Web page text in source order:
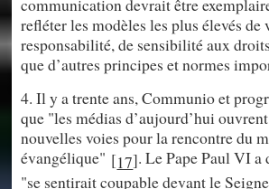
communication devrait être
refléter les modèles les plus élevés de
responsabilité, de sensibilité aux
que d’autres principes et normes
4. Il y a trente ans, Communio et
que "les médias d’aujourd’hui
nouvelles voies pour la rencontre du
évangélique" [17]. Le Pape Paul VI a
"se sentirait coupable devant le